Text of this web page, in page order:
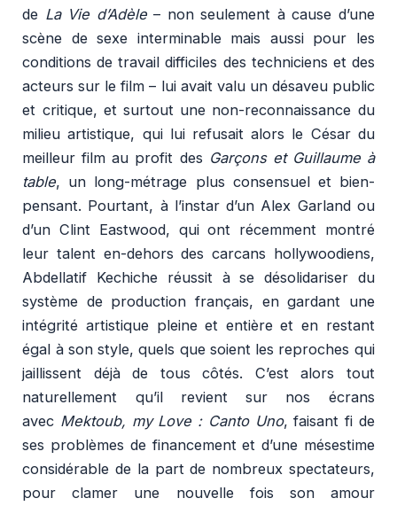
de La Vie d’Adèle– non seulement à cause d’une
scène de sexe interminable mais aussi pour les
conditions de travail difficiles des techniciens et des
acteurs sur le film – lui avait valu un désaveu public
et critique, et surtout une non-reconnaissance du
milieu artistique, qui lui refusait alors le César du
meilleur film au profit des Garçons et Guillaume à
table, un long-métrage plus consensuel et bien-
pensant. Pourtant, à l’instar d’un Alex Garland ou
d’un Clint Eastwood, qui ont récemment montré
leur talent en-dehors des carcans hollywoodiens,
Abdellatif Kechiche réussit à se désolidariser du
système de production français, en gardant une
intégrité artistique pleine et entière et en restant
égal à son style, quels que soient les reproches qui
jaillissent déjà de tous côtés. C’est alors tout
naturellement qu’il revient sur nos écrans
avec Mektoub, my Love : Canto Uno, faisant fi de
ses problèmes de financement et d’une mésestime
considérable de la part de nombreux spectateurs,
pour clamer une nouvelle fois son amour